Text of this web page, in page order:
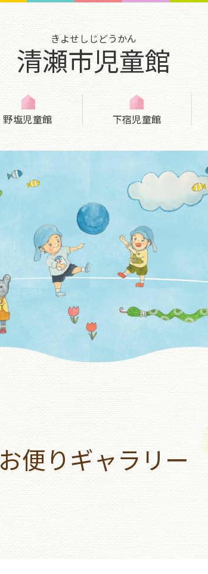
きよせしじどうかん
清瀬市児童館
野塩児童館 下宿児童館
お便りギャラリー